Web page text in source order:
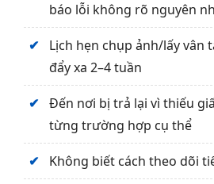
báo lỗi không rõ nguyên
Lịch hẹn chụp ảnh/lấy vân
đẩy xa 2–4 tuần
Đến nơi bị trả lại vì thiếu
từng trường hợp cụ thể
Không biết cách theo dõi